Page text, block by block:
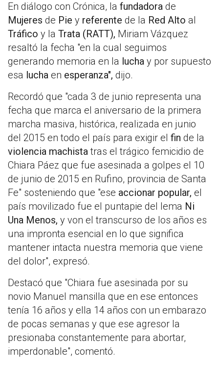
En diálogo con Crónica, la fundadora de
Mujeres de Pie y referente de la Red Alto al
Tráfico y la Trata (RATT), Miriam Vázquez
resaltó la fecha "en la cual seguimos
generando memoria en la lucha y por supuesto
esa lucha en esperanza", dijo.
Recordó que "cada 3 de junio representa una
fecha que marca el aniversario de la primera
marcha masiva, histórica, realizada en junio
del 2015 en todo el país para exigir el fin de la
violencia machistatras el trágico femicidio de
Chiara Páez que fue asesinada a golpes el 10
de junio de 2015 en Rufino, provincia de Santa
Fe" sosteniendo que "ese accionar popular, el
país movilizado fue el puntapie del lema Ni
Una Menos, y von el transcurso de los años es
una impronta esencial en lo que significa
mantener intacta nuestra memoria que viene
del dolor", expresó.
Destacó que "Chiara fue asesinada por su
novio Manuel mansilla que en ese entonces
tenía 16 años y ella 14 años con un embarazo
de pocas semanas y que ese agresor la
presionaba constantemente para abortar,
imperdonable", comentó.